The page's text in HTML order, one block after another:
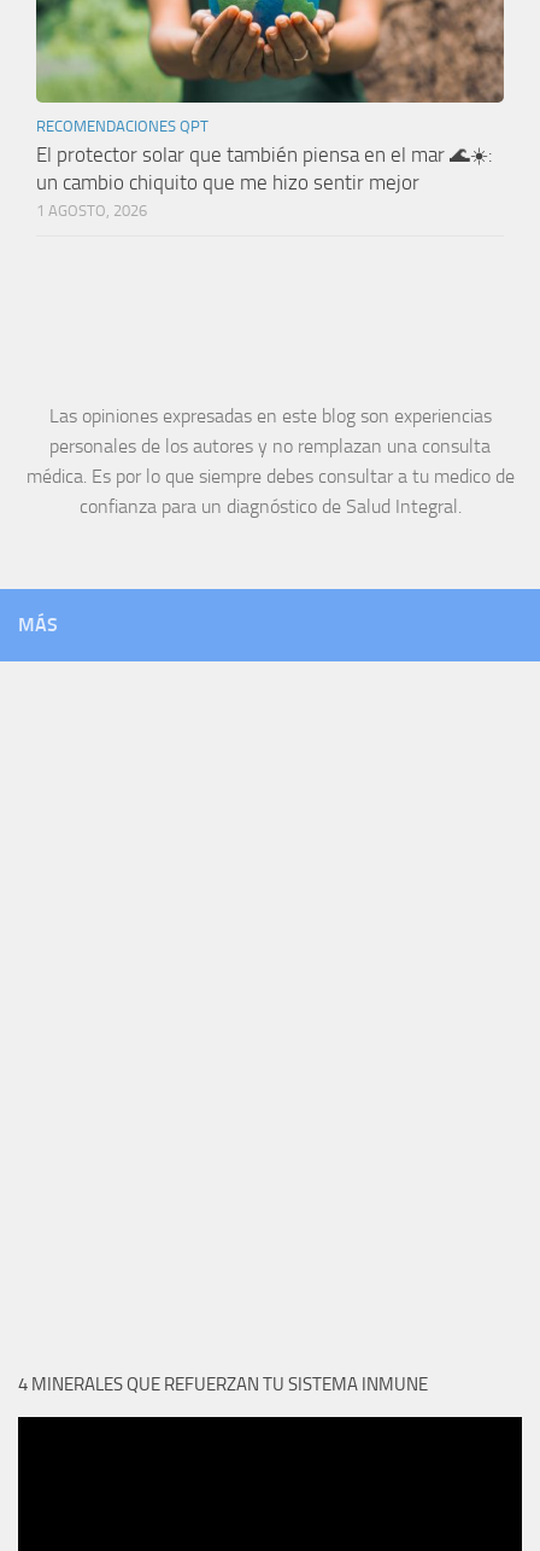
RECOMENDACIONES QPT
El protector solar que también piensa en el mar 🌊☀️:
un cambio chiquito que me hizo sentir mejor
1 AGOSTO, 2026
Las opiniones expresadas en este blog son experiencias
personales de los autores y no remplazan una consulta
médica. Es por lo que siempre debes consultar a tu medico de
confianza para un diagnóstico de Salud Integral.
MÁS
4 MINERALES QUE REFUERZAN TU SISTEMA INMUNE